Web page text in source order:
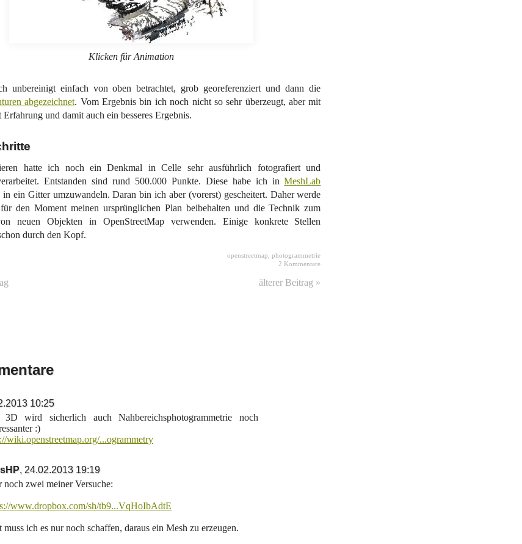
Klicken für Animation
unbereinigt einfach von oben betrachtet, grob georeferenziert und dann die
abgezeichnet. Vom Ergebnis bin ich noch nicht so sehr überzeugt, aber mit
und damit auch ein besseres Ergebnis.
hatte ich noch ein Denkmal in Celle sehr ausführlich fotografiert und
Entstanden sind rund 500.000 Punkte. Diese habe ich inMeshLab
in ein Gitter umzuwandeln. Daran bin ich aber (vorerst) gescheitert. Daher werde
den Moment meinen ursprünglichen Plan beibehalten und die Technik zum
neuen Objekten in OpenStreetMap verwenden. Einige konkrete Stellen
durch den Kopf.
openstreetmap ,photogrammetrie
2 Kommentare
älterer Beitrag »
10:25
wird sicherlich auch Nahbereichsphotogrammetrie noch
:)
wiki.openstreetmap.org/...ogrammetry
, 24.02.2013 19:19
noch zwei meiner Versuche:
www.dropbox.com/sh/tb9...VqHoIbAdtE
muss ich es nur noch schaffen, daraus ein Mesh zu erzeugen.